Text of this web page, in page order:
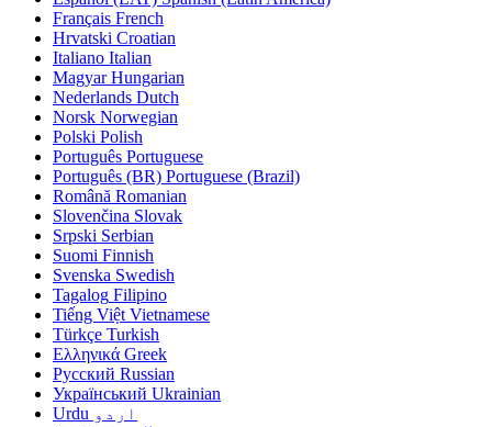
Français French
Hrvatski Croatian
Italiano Italian
Magyar Hungarian
Nederlands Dutch
Norsk Norwegian
Polski Polish
Português Portuguese
Português (BR) Portuguese (Brazil)
Română Romanian
Slovenčina Slovak
Srpski Serbian
Suomi Finnish
Svenska Swedish
Tagalog Filipino
Tiếng Việt Vietnamese
Türkçe Turkish
Ελληνικά Greek
Русский Russian
Український Ukrainian
اردو Urdu